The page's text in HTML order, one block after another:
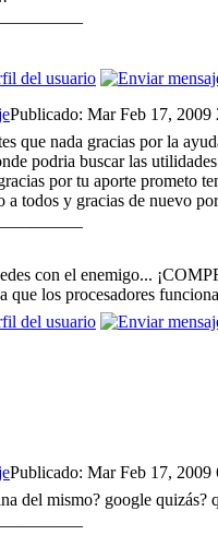
Publicado: Mar Feb 17, 2009
que nada gracias por la
podria buscar las
por tu aporte prometo
a todos y gracias de nuevo
con el enemigo...
que los procesadores
Publicado: Mar Feb 17, 2009
del mismo? google quizás?